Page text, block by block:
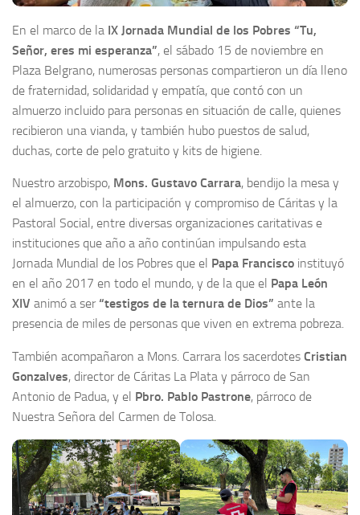
En el marco de la IX Jornada Mundial de los Pobres “Tu,
Señor, eres mi esperanza”, el sábado 15 de noviembre en
Plaza Belgrano, numerosas personas compartieron un día lleno
de fraternidad, solidaridad y empatía, que contó con un
almuerzo incluido para personas en situación de calle, quienes
recibieron una vianda, y también hubo puestos de salud,
duchas, corte de pelo gratuito y kits de higiene.
Nuestro arzobispo, Mons. Gustavo Carrara, bendijo la mesa y
el almuerzo, con la participación y compromiso de Cáritas y la
Pastoral Social, entre diversas organizaciones caritativas e
instituciones que año a año continúan impulsando esta
Jornada Mundial de los Pobres que el Papa Francisco instituyó
en el año 2017 en todo el mundo, y de la que el Papa León
XIV animó a ser“testigos de la ternura de Dios” ante la
presencia de miles de personas que viven en extrema pobreza.
También acompañaron a Mons. Carrara los sacerdotes Cristian
Gonzalves, director de Cáritas La Plata y párroco de San
Antonio de Padua, y el Pbro. Pablo Pastrone, párroco de
Nuestra Señora del Carmen de Tolosa.